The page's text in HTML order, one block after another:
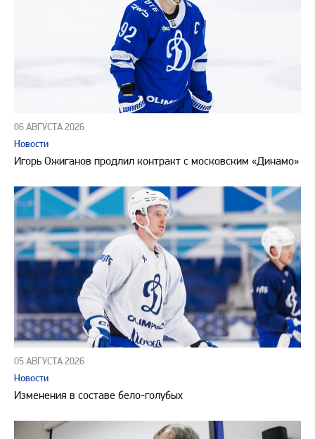
06 АВГУСТА 2026
Новости
Игорь Ожиганов продлил контракт с московским «Динамо»
05 АВГУСТА 2026
Новости
Изменения в составе бело-голубых